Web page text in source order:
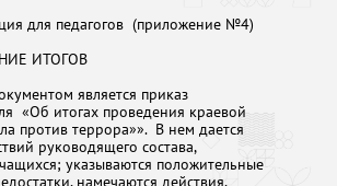
для педагогов (приложение №4)
ИТОГОВ
является приказ
«Об итогах проведения краевой
против террора»». В нем дается
руководящего состава,
указываются положительные
намечаются действия,